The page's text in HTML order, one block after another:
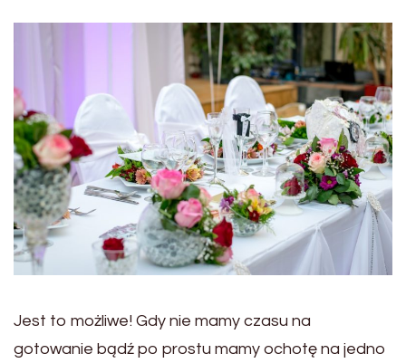
Jest to możliwe! Gdy nie mamy czasu na
gotowanie bądź po prostu mamy ochotę na jedno